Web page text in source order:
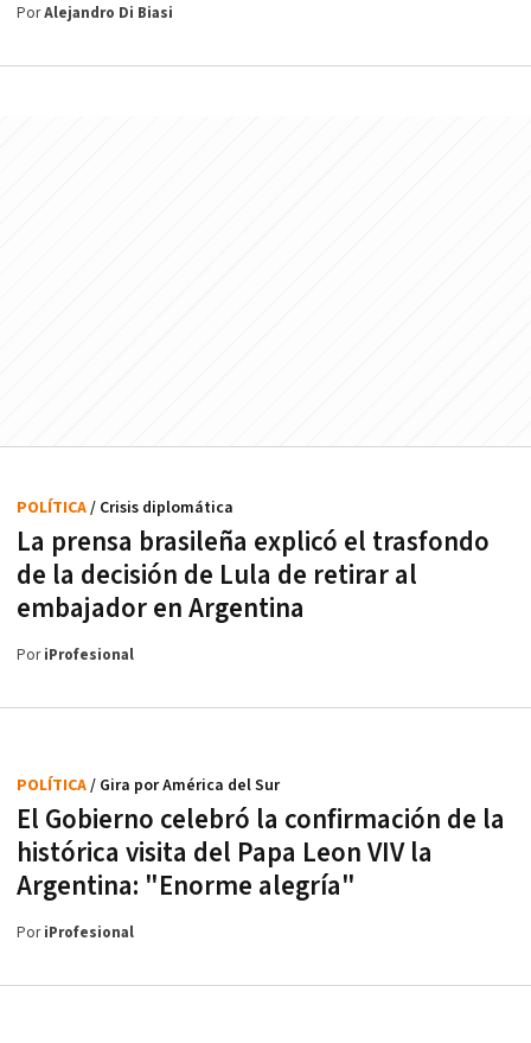
PorAlejandro Di Biasi
La prensa brasileña explicó el trasfondo
de la decisión de Lula de retirar al
embajador en Argentina
POLÍTICA/ Crisis diplomática
PoriProfesional
El Gobierno celebró la confirmación de la
histórica visita del Papa Leon VIV la
Argentina: "Enorme alegría"
POLÍTICA/ Gira por América del Sur
PoriProfesional